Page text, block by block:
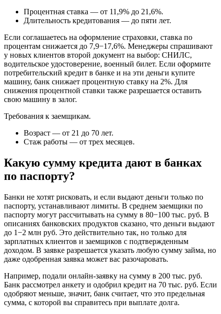
Процентная ставка — от 11,9% до 21,6%.
Длительность кредитования — до пяти лет.
Если соглашаетесь на оформление страховки, ставка по
процентам снижается до 7,9−17,6%. Менеджеры спрашивают
у новых клиентов второй документ на выбор: СНИЛС,
водительское удостоверение, военный билет. Если оформите
потребительский кредит в банке и на эти деньги купите
машину, банк снижает процентную ставку на 2%. Для
снижения процентной ставки также разрешается оставить
свою машину в залог.
Требования к заемщикам.
Возраст — от 21 до 70 лет.
Стаж работы — от трех месяцев.
Какую сумму кредита дают в банках
по паспорту?
Банки не хотят рисковать, и если выдают деньги только по
паспорту, устанавливают лимиты. В среднем заемщики по
паспорту могут рассчитывать на сумму в 80−100 тыс. руб. В
описаниях банковских продуктов сказано, что деньги выдают
до 1−2 млн руб. Это действительно так, но только для
зарплатных клиентов и заемщиков с подтвержденным
доходом. В заявке разрешается указать любую сумму займа, но
даже одобренная заявка может вас разочаровать.
Например, подали онлайн-заявку на сумму в 200 тыс. руб.
Банк рассмотрел анкету и одобрил кредит на 70 тыс. руб. Если
одобряют меньше, значит, банк считает, что это предельная
сумма, с которой вы справитесь при выплате долга.